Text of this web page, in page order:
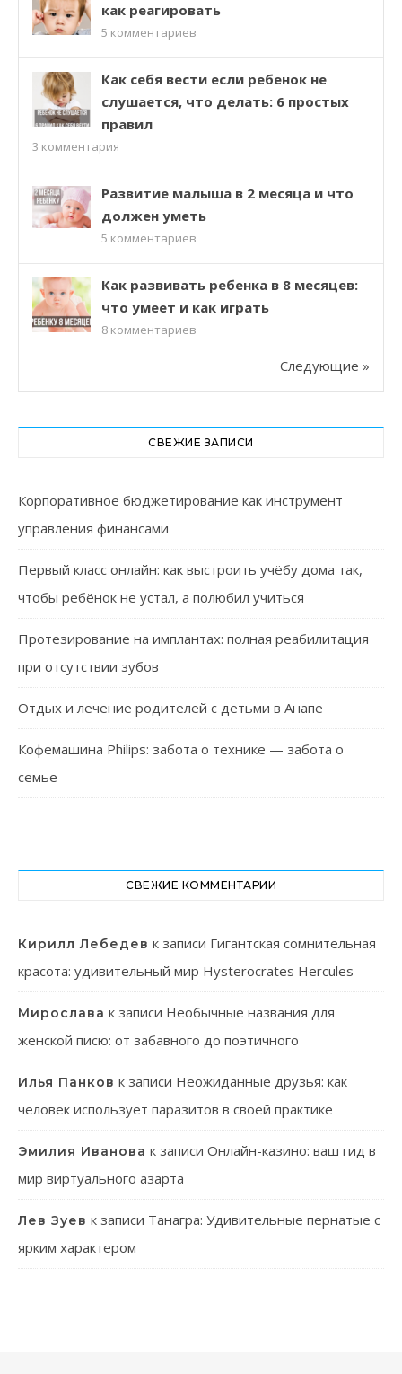
как реагировать
5 комментариев
Как себя вести если ребенок не
слушается, что делать: 6 простых
правил
3 комментария
Развитие малыша в 2 месяца и что
должен уметь
5 комментариев
Как развивать ребенка в 8 месяцев:
что умеет и как играть
8 комментариев
Следующие »
СВЕЖИЕ ЗАПИСИ
Корпоративное бюджетирование как инструмент
управления финансами
Первый класс онлайн: как выстроить учёбу дома так,
чтобы ребёнок не устал, а полюбил учиться
Протезирование на имплантах: полная реабилитация
при отсутствии зубов
Отдых и лечение родителей с детьми в Анапе
Кофемашина Philips: забота о технике — забота о
семье
СВЕЖИЕ КОММЕНТАРИИ
Кирилл Лебедев к записи Гигантская сомнительная
красота: удивительный мир Hysterocrates Hercules
Мирослава к записи Необычные названия для
женской писю: от забавного до поэтичного
Илья Панков к записи Неожиданные друзья: как
человек использует паразитов в своей практике
Эмилия Иванова к записи Онлайн-казино: ваш гид в
мир виртуального азарта
Лев Зуев к записи Танагра: Удивительные пернатые с
ярким характером